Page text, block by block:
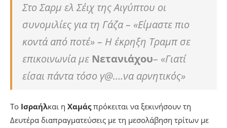
Στο Σαρμ ελ Σέιχ της Αιγύπτου οι
συνομιλίες για τη Γάζα – «Είμαστε πιο
κοντά από ποτέ» – Η έκρηξη Τραμπ σε
επικοινωνία με Νετανιάχου– «Γιατί
είσαι πάντα τόσο γ@….να αρνητικός»
Το Ισραήλκαι η Χαμάςπρόκειται να ξεκινήσουν τη
Δευτέρα διαπραγματεύσεις με τη μεσολάβηση τρίτων με